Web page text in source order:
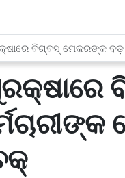
ବିଗ୍‌ବସ୍‌ ମେକରଙ୍କ ବଡ଼